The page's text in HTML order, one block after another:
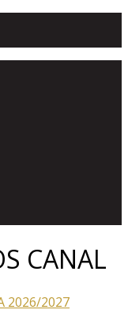
CANAL